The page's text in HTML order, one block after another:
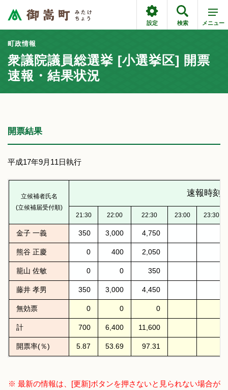
設定 検索 メニュー
町政情報
衆議院議員総選挙 [小選挙区] 開票
速報・結果状況
開票結果
平成17年9月11日執行
立候補者氏名
(立候補届受付順)
速報時刻
21:30 22:00 22:30 23:00 23:30
金子 一義 350 3,000 4,750
熊谷 正慶 0 400 2,050
籠山 佐敏 0 0 350
藤井 孝男 350 3,000 4,450
無効票 0 0 0
計 700 6,400 11,600
開票率(％) 5.87 53.69 97.31
※ 最新の情報は、[更新]ボタンを押さないと見られない場合が